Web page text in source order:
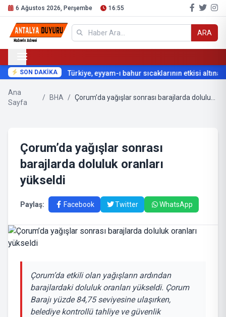
6 Ağustos 2026, Perşembe 16:55
ARA
SON DAKİKA Türkiye, eyyam-ı bahur sıcaklarının etkisi altına
Ana
Sayfa
/ BHA /
Çorum’da yağışlar sonrası
barajlarda doluluk oranları
yükseldi
Paylaş: Facebook Twitter WhatsApp
Çorum’da etkili olan yağışların ardından
barajlardaki doluluk oranları yükseldi. Çorum
Barajı yüzde 84,75 seviyesine ulaşırken,
belediye kontrollü tahliye ve güvenlik